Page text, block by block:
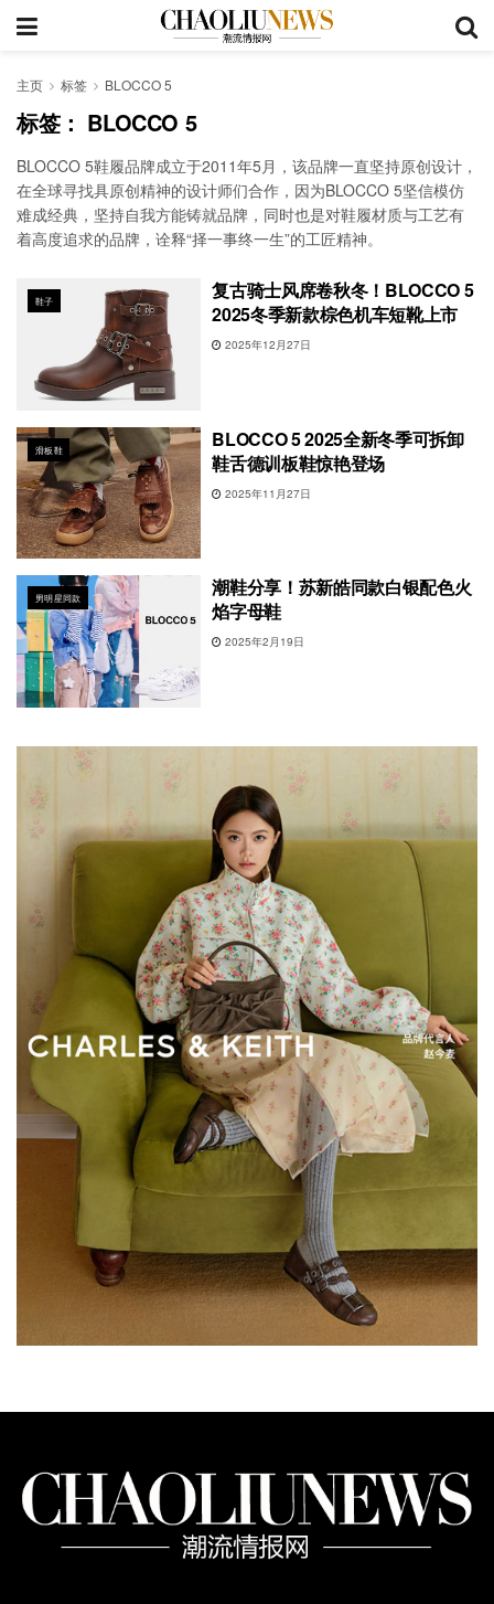
主页 标签 BLOCCO 5
标签： BLOCCO 5
BLOCCO 5鞋履品牌成立于2011年5月，该品牌一直坚持原创设计，
在全球寻找具原创精神的设计师们合作，因为BLOCCO 5坚信模仿
难成经典，坚持自我方能铸就品牌，同时也是对鞋履材质与工艺有
着高度追求的品牌，诠释“择一事终一生”的工匠精神。
鞋子
复古骑士风席卷秋冬！BLOCCO 5
2025冬季新款棕色机车短靴上市
2025年12月27日
滑板鞋
BLOCCO 5 2025全新冬季可拆卸
鞋舌德训板鞋惊艳登场
2025年11月27日
男明星同款
潮鞋分享！苏新皓同款白银配色火
焰字母鞋
2025年2月19日